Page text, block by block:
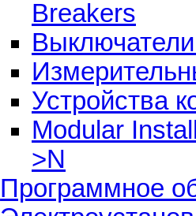
Breakers
Выключатели
Устройства
Modular
>N
Программное